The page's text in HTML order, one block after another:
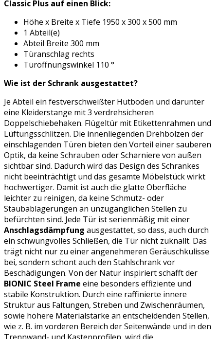
Classic Plus auf einen Blick:
Höhe x Breite x Tiefe 1950 x 300 x 500 mm
1 Abteil(e)
Abteil Breite 300 mm
Türanschlag rechts
Türöffnungswinkel 110 °
Wie ist der Schrank ausgestattet?
Je Abteil ein festverschweißter Hutboden und darunter
eine Kleiderstange mit 3 verdrehsicheren
Doppelschiebehaken. Flügeltür mit Etikettenrahmen und
Lüftungsschlitzen. Die innenliegenden Drehbolzen der
einschlagenden Türen bieten den Vorteil einer sauberen
Optik, da keine Schrauben oder Scharniere von außen
sichtbar sind. Dadurch wird das Design des Schrankes
nicht beeinträchtigt und das gesamte Möbelstück wirkt
hochwertiger. Damit ist auch die glatte Oberfläche
leichter zu reinigen, da keine Schmutz- oder
Staubablagerungen an unzugänglichen Stellen zu
befürchten sind. Jede Tür ist serienmäßig mit einer
Anschlagsdämpfung ausgestattet, so dass, auch durch
ein schwungvolles Schließen, die Tür nicht zuknallt. Das
trägt nicht nur zu einer angenehmeren Geräuschkulisse
bei, sondern schont auch den Stahlschrank vor
Beschädigungen. Von der Natur inspiriert schafft der
BIONIC Steel Frame eine besonders effiziente und
stabile Konstruktion. Durch eine raffinierte innere
Struktur aus Faltungen, Streben und Zwischenräumen,
sowie höhere Materialstärke an entscheidenden Stellen,
wie z. B. im vorderen Bereich der Seitenwände und in den